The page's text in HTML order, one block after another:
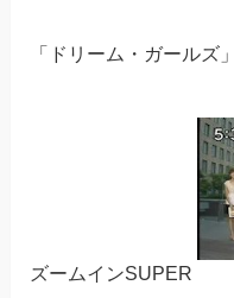
「ドリーム・ガールズ」
ズームインSUPER